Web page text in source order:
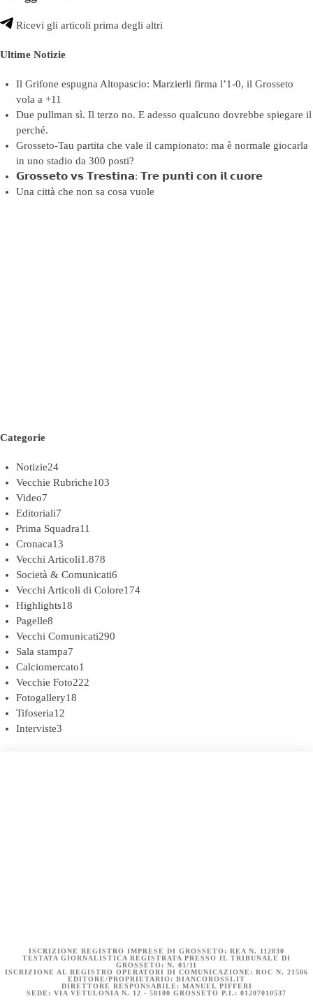
Ricevi gli articoli prima degli altri
Ultime Notizie
Il Grifone espugna Altopascio: Marzierli firma l’1-0, il Grosseto
vola a +11
Due pullman sì. Il terzo no. E adesso qualcuno dovrebbe spiegare il
perché.
Grosseto-Tau partita che vale il campionato: ma è normale giocarla
in uno stadio da 300 posti?
𝗚𝗿𝗼𝘀𝘀𝗲𝘁𝗼 𝘃𝘀 𝗧𝗿𝗲𝘀𝘁𝗶𝗻𝗮: 𝗧𝗿𝗲 𝗽𝘂𝗻𝘁𝗶 𝗰𝗼𝗻 𝗶𝗹 𝗰𝘂𝗼𝗿𝗲
Una città che non sa cosa vuole
Categorie
Notizie24
Vecchie Rubriche103
Video7
Editoriali7
Prima Squadra11
Cronaca13
Vecchi Articoli1.878
Società & Comunicati6
Vecchi Articoli di Colore174
Highlights18
Pagelle8
Vecchi Comunicati290
Sala stampa7
Calciomercato1
Vecchie Foto222
Fotogallery18
Tifoseria12
Interviste3
ISCRIZIONE REGISTRO IMPRESE DI GROSSETO: REA N. 112830
TESTATA GIORNALISTICA REGISTRATA PRESSO IL TRIBUNALE DI
GROSSETO: N. 01/11
ISCRIZIONE AL REGISTRO OPERATORI DI COMUNICAZIONE: ROC N. 21506
EDITORE/PROPRIETARIO: BIANCOROSSI.IT
DIRETTORE RESPONSABILE: MANUEL PIFFERI
SEDE: VIA VETULONIA N. 12 - 58100 GROSSETO P.I.: 01207010537